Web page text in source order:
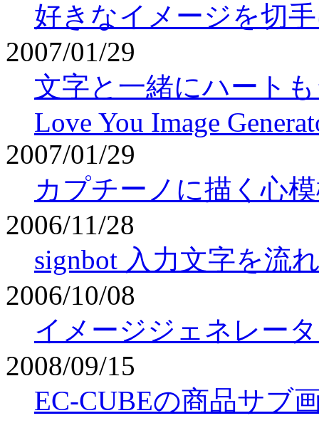
好きなイメージを切
2007/01/29
文字と一緒にハート
Love You Image
2007/01/29
カプチーノに描く心模
2006/11/28
signbot 入力文字を流
2006/10/08
イメージジェネレー
2008/09/15
EC-CUBEの商品サブ